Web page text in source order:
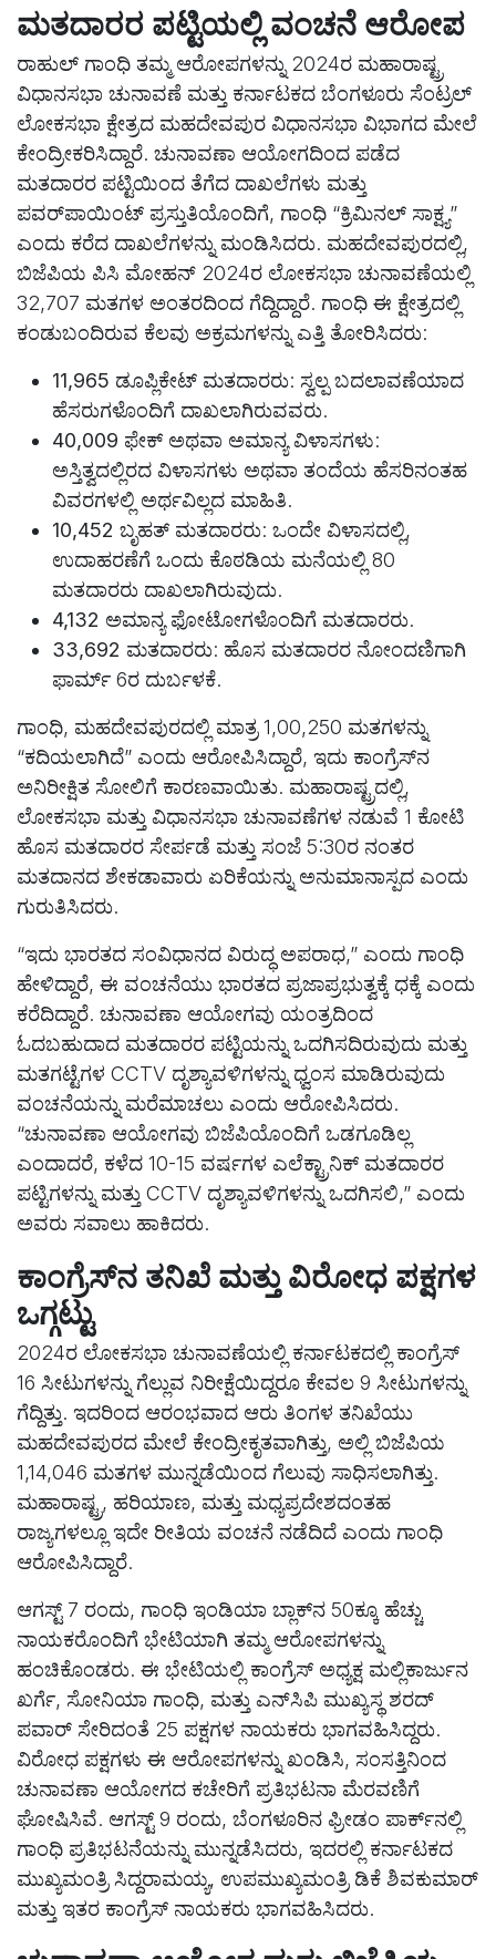
ಮತದಾರರ ಪಟ್ಟಿಯಲ್ಲಿ ವಂಚನೆ ಆರೋಪ
ರಾಹುಲ್ ಗಾಂಧಿ ತಮ್ಮ ಆರೋಪಗಳನ್ನು 2024ರ ಮಹಾರಾಷ್ಟ್ರ
ವಿಧಾನಸಭಾ ಚುನಾವಣೆ ಮತ್ತು ಕರ್ನಾಟಕದ ಬೆಂಗಳೂರು ಸೆಂಟ್ರಲ್
ಲೋಕಸಭಾ ಕ್ಷೇತ್ರದ ಮಹದೇವಪುರ ವಿಧಾನಸಭಾ ವಿಭಾಗದ ಮೇಲೆ
ಕೇಂದ್ರೀಕರಿಸಿದ್ದಾರೆ. ಚುನಾವಣಾ ಆಯೋಗದಿಂದ ಪಡೆದ
ಮತದಾರರ ಪಟ್ಟಿಯಿಂದ ತೆಗೆದ ದಾಖಲೆಗಳು ಮತ್ತು
ಪವರ್‌ಪಾಯಿಂಟ್ ಪ್ರಸ್ತುತಿಯೊಂದಿಗೆ, ಗಾಂಧಿ “ಕ್ರಿಮಿನಲ್ ಸಾಕ್ಷ್ಯ”
ಎಂದು ಕರೆದ ದಾಖಲೆಗಳನ್ನು ಮಂಡಿಸಿದರು. ಮಹದೇವಪುರದಲ್ಲಿ,
ಬಿಜೆಪಿಯ ಪಿಸಿ ಮೋಹನ್ 2024ರ ಲೋಕಸಭಾ ಚುನಾವಣೆಯಲ್ಲಿ
32,707 ಮತಗಳ ಅಂತರದಿಂದ ಗೆದ್ದಿದ್ದಾರೆ. ಗಾಂಧಿ ಈ ಕ್ಷೇತ್ರದಲ್ಲಿ
ಕಂಡುಬಂದಿರುವ ಕೆಲವು ಅಕ್ರಮಗಳನ್ನು ಎತ್ತಿ ತೋರಿಸಿದರು:
11,965 ಡೂಪ್ಲಿಕೇಟ್ ಮತದಾರರು: ಸ್ವಲ್ಪ ಬದಲಾವಣೆಯಾದ
ಹೆಸರುಗಳೊಂದಿಗೆ ದಾಖಲಾಗಿರುವವರು.
40,009 ಫೇಕ್ ಅಥವಾ ಅಮಾನ್ಯ ವಿಳಾಸಗಳು:
ಅಸ್ತಿತ್ವದಲ್ಲಿರದ ವಿಳಾಸಗಳು ಅಥವಾ ತಂದೆಯ ಹೆಸರಿನಂತಹ
ವಿವರಗಳಲ್ಲಿ ಅರ್ಥವಿಲ್ಲದ ಮಾಹಿತಿ.
10,452 ಬೃಹತ್ ಮತದಾರರು: ಒಂದೇ ವಿಳಾಸದಲ್ಲಿ,
ಉದಾಹರಣೆಗೆ ಒಂದು ಕೊಠಡಿಯ ಮನೆಯಲ್ಲಿ 80
ಮತದಾರರು ದಾಖಲಾಗಿರುವುದು.
4,132 ಅಮಾನ್ಯ ಫೋಟೋಗಳೊಂದಿಗೆ ಮತದಾರರು.
33,692 ಮತದಾರರು: ಹೊಸ ಮತದಾರರ ನೋಂದಣಿಗಾಗಿ
ಫಾರ್ಮ್ 6ರ ದುರ್ಬಳಕೆ.
ಗಾಂಧಿ, ಮಹದೇವಪುರದಲ್ಲಿ ಮಾತ್ರ 1,00,250 ಮತಗಳನ್ನು
“ಕದಿಯಲಾಗಿದೆ” ಎಂದು ಆರೋಪಿಸಿದ್ದಾರೆ, ಇದು ಕಾಂಗ್ರೆಸ್‌ನ
ಅನಿರೀಕ್ಷಿತ ಸೋಲಿಗೆ ಕಾರಣವಾಯಿತು. ಮಹಾರಾಷ್ಟ್ರದಲ್ಲಿ,
ಲೋಕಸಭಾ ಮತ್ತು ವಿಧಾನಸಭಾ ಚುನಾವಣೆಗಳ ನಡುವೆ 1 ಕೋಟಿ
ಹೊಸ ಮತದಾರರ ಸೇರ್ಪಡೆ ಮತ್ತು ಸಂಜೆ 5:30ರ ನಂತರ
ಮತದಾನದ ಶೇಕಡಾವಾರು ಏರಿಕೆಯನ್ನು ಅನುಮಾನಾಸ್ಪದ ಎಂದು
ಗುರುತಿಸಿದರು.
“ಇದು ಭಾರತದ ಸಂವಿಧಾನದ ವಿರುದ್ಧ ಅಪರಾಧ,” ಎಂದು ಗಾಂಧಿ
ಹೇಳಿದ್ದಾರೆ, ಈ ವಂಚನೆಯು ಭಾರತದ ಪ್ರಜಾಪ್ರಭುತ್ವಕ್ಕೆ ಧಕ್ಕೆ ಎಂದು
ಕರೆದಿದ್ದಾರೆ. ಚುನಾವಣಾ ಆಯೋಗವು ಯಂತ್ರದಿಂದ
ಓದಬಹುದಾದ ಮತದಾರರ ಪಟ್ಟಿಯನ್ನು ಒದಗಿಸದಿರುವುದು ಮತ್ತು
ಮತಗಟ್ಟೆಗಳ CCTV ದೃಶ್ಯಾವಳಿಗಳನ್ನು ಧ್ವಂಸ ಮಾಡಿರುವುದು
ವಂಚನೆಯನ್ನು ಮರೆಮಾಚಲು ಎಂದು ಆರೋಪಿಸಿದರು.
“ಚುನಾವಣಾ ಆಯೋಗವು ಬಿಜೆಪಿಯೊಂದಿಗೆ ಒಡಗೂಡಿಲ್ಲ
ಎಂದಾದರೆ, ಕಳೆದ 10-15 ವರ್ಷಗಳ ಎಲೆಕ್ಟ್ರಾನಿಕ್ ಮತದಾರರ
ಪಟ್ಟಿಗಳನ್ನು ಮತ್ತು CCTV ದೃಶ್ಯಾವಳಿಗಳನ್ನು ಒದಗಿಸಲಿ,” ಎಂದು
ಅವರು ಸವಾಲು ಹಾಕಿದರು.
ಕಾಂಗ್ರೆಸ್‌ನ ತನಿಖೆ ಮತ್ತು ವಿರೋಧ ಪಕ್ಷಗಳ
ಒಗ್ಗಟ್ಟು
2024ರ ಲೋಕಸಭಾ ಚುನಾವಣೆಯಲ್ಲಿ ಕರ್ನಾಟಕದಲ್ಲಿ ಕಾಂಗ್ರೆಸ್
16 ಸೀಟುಗಳನ್ನು ಗೆಲ್ಲುವ ನಿರೀಕ್ಷೆಯಿದ್ದರೂ ಕೇವಲ 9 ಸೀಟುಗಳನ್ನು
ಗೆದ್ದಿತ್ತು. ಇದರಿಂದ ಆರಂಭವಾದ ಆರು ತಿಂಗಳ ತನಿಖೆಯು
ಮಹದೇವಪುರದ ಮೇಲೆ ಕೇಂದ್ರೀಕೃತವಾಗಿತ್ತು, ಅಲ್ಲಿ ಬಿಜೆಪಿಯ
1,14,046 ಮತಗಳ ಮುನ್ನಡೆಯಿಂದ ಗೆಲುವು ಸಾಧಿಸಲಾಗಿತ್ತು.
ಮಹಾರಾಷ್ಟ್ರ, ಹರಿಯಾಣ, ಮತ್ತು ಮಧ್ಯಪ್ರದೇಶದಂತಹ
ರಾಜ್ಯಗಳಲ್ಲೂ ಇದೇ ರೀತಿಯ ವಂಚನೆ ನಡೆದಿದೆ ಎಂದು ಗಾಂಧಿ
ಆರೋಪಿಸಿದ್ದಾರೆ.
ಆಗಸ್ಟ್ 7 ರಂದು, ಗಾಂಧಿ ಇಂಡಿಯಾ ಬ್ಲಾಕ್‌ನ 50ಕ್ಕೂ ಹೆಚ್ಚು
ನಾಯಕರೊಂದಿಗೆ ಭೇಟಿಯಾಗಿ ತಮ್ಮ ಆರೋಪಗಳನ್ನು
ಹಂಚಿಕೊಂಡರು. ಈ ಭೇಟಿಯಲ್ಲಿ ಕಾಂಗ್ರೆಸ್ ಅಧ್ಯಕ್ಷ ಮಲ್ಲಿಕಾರ್ಜುನ
ಖರ್ಗೆ, ಸೋನಿಯಾ ಗಾಂಧಿ, ಮತ್ತು ಎನ್‌ಸಿಪಿ ಮುಖ್ಯಸ್ಥ ಶರದ್
ಪವಾರ್ ಸೇರಿದಂತೆ 25 ಪಕ್ಷಗಳ ನಾಯಕರು ಭಾಗವಹಿಸಿದ್ದರು.
ವಿರೋಧ ಪಕ್ಷಗಳು ಈ ಆರೋಪಗಳನ್ನು ಖಂಡಿಸಿ, ಸಂಸತ್ತಿನಿಂದ
ಚುನಾವಣಾ ಆಯೋಗದ ಕಚೇರಿಗೆ ಪ್ರತಿಭಟನಾ ಮೆರವಣಿಗೆ
ಘೋಷಿಸಿವೆ. ಆಗಸ್ಟ್ 9 ರಂದು, ಬೆಂಗಳೂರಿನ ಫ್ರೀಡಂ ಪಾರ್ಕ್‌ನಲ್ಲಿ
ಗಾಂಧಿ ಪ್ರತಿಭಟನೆಯನ್ನು ಮುನ್ನಡೆಸಿದರು, ಇದರಲ್ಲಿ ಕರ್ನಾಟಕದ
ಮುಖ್ಯಮಂತ್ರಿ ಸಿದ್ದರಾಮಯ್ಯ, ಉಪಮುಖ್ಯಮಂತ್ರಿ ಡಿಕೆ ಶಿವಕುಮಾರ್
ಮತ್ತು ಇತರ ಕಾಂಗ್ರೆಸ್ ನಾಯಕರು ಭಾಗವಹಿಸಿದರು.